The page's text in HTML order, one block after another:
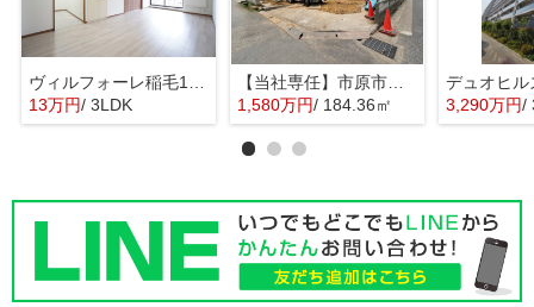
ヴィルフォーレ稲毛1番館
13万円/ 3LDK
【当社専任】市原市辰巳台東4丁目 売り土地
1,580万円/ 184.36㎡ 3,290万円/